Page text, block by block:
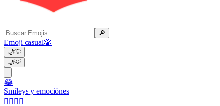
🔎
Emoji casual🎲
🌙💡
🌙💡
😂
Smileys y emociónes
👩‍❤️‍💋‍👨